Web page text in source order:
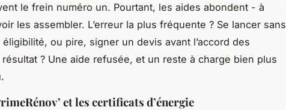
le frein numéro un. Pourtant, les aides abondent - à
les assembler. L’erreur la plus fréquente ? Se lancer sans
ou pire, signer un devis avant l’accord des
? Une aide refusée, et un reste à charge bien plus
et les certificats d’énergie